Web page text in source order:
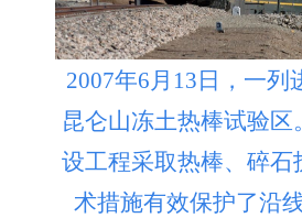
2007年6月13日，一列
昆仑山冻土热棒试验区
设工程采取热棒、碎石
术措施有效保护了沿